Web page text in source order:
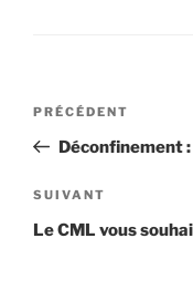
Navigation
l’article
Article
précédent
PRÉCÉDENT
Déconfinement
Article
suivant
SUIVANT
Le CML vous